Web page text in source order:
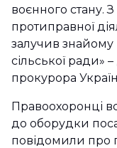
воєнного стану.
протиправної
залучив
сільської ради» –
прокурора
Правоохоронці
до оборудки
повідомили про